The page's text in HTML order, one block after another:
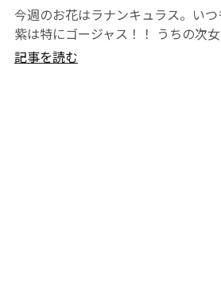
今週のお花はラナンキュラス。い
紫は特にゴージャス！！ うちの次
がよくするポーズが面白いのでパシ
記事を読む